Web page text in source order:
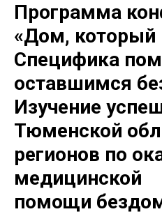
Программа
«Дом, который
Специфика
оставшимся
Изучение
Тюменской
регионов по
медицинской
помощи